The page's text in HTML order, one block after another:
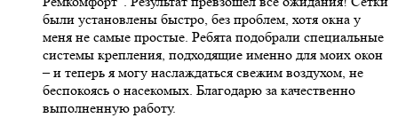
были установлены быстро, без проблем, хотя окна у
меня не самые простые. Ребята подобрали специальные
системы крепления, подходящие именно для моих окон
– и теперь я могу наслаждаться свежим воздухом, не
беспокоясь о насекомых. Благодарю за качественно
выполненную работу.